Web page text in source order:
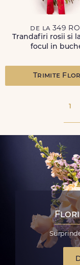
de la 349
Trandafiri rosii si
focul in
Trimite
1
Flori